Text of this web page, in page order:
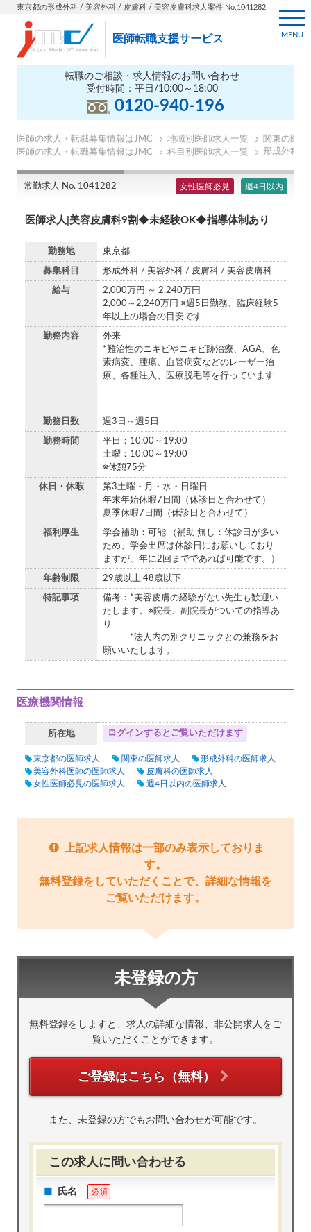
東京都の形成外科 / 美容外科 / 皮膚科 / 美容皮膚科求人案件 No.1041282
医師転職支援サービス
転職のご相談・求人情報のお問い合わせ
受付時間：平日/10:00～18:00
0120-940-196
MENU
医師の求人・転職募集情報はJMC 地域別医師求人一覧
関東の医師
医師の求人・転職募集情報はJMC
科目別医師求人一覧 形成外科の
常勤求人 No. 1041282 女性医師必見 週4日以内
医師求人|美容皮膚科9割◆未経験OK◆指導体制あり
勤務地 東京都
募集科目 形成外科 / 美容外科 / 皮膚科 / 美容皮膚科
給与
2,000万円 ～ 2,240万円
2,000～2,240万円 ※週5日勤務、臨床経験5
年以上の場合の目安です
勤務内容
外来
*難治性のニキビやニキビ跡治療、AGA、色
素病変、腫瘍、血管病変などのレーザー治
療、各種注入、医療脱毛等を行っています
勤務日数 週3日～週5日
勤務時間
平日：10:00～19:00
土曜：10:00～19:00
※休憩75分
休日・休暇
第3土曜・月・水・日曜日
年末年始休暇7日間（休診日と合わせて）
夏季休暇7日間（休診日と合わせて）
福利厚生
学会補助：可能 （補助 無し：休診日が多い
ため、学会出席は休診日にお願いしており
ますが、年に2回までであれば可能です。）
年齢制限 29歳以上 48歳以下
特記事項
備考：*美容皮膚の経験がない先生も歓迎い
たします。※院長、副院長がついての指導あ
り
*法人内の別クリニックとの兼務をお
願いいたします。
医療機関情報
所在地 ログインするとご覧いただけます
東京都の医師求人 関東の医師求人
形成外科の医師求人
美容外科医師の医師求人
皮膚科の医師求人
女性医師必見の医師求人
週4日以内の医師求人
上記求人情報は一部のみ表示しておりま
す。
無料登録をしていただくことで、詳細な情報を
ご覧いただけます。
未登録の方
無料登録をしますと、求人の詳細な情報、非公開求人をご
覧いただくことができます。
ご登録はこちら（無料）
また、未登録の方でもお問い合わせが可能です。
この求人に問い合わせる
氏名 必須